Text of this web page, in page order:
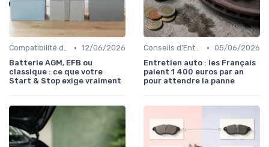
Compatibilité des Pièces • 12/06/2026
Batterie AGM, EFB ou
classique : ce que votre
Start & Stop exige vraiment
Conseils d'Entretien Auto • 05/06/2026
Entretien auto : les Français
paient 1 400 euros par an
pour attendre la panne